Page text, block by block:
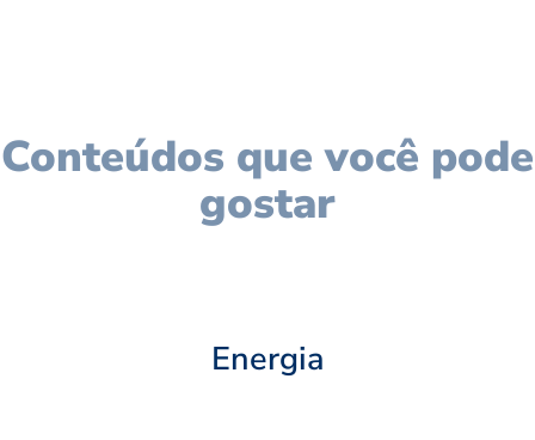
Conteúdos que você pode
gostar
Energia